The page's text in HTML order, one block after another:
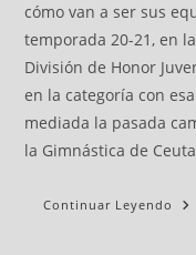
cómo van a ser sus
temporada 20-21, en
División de Honor
en la categoría con
mediada la pasada
la Gimnástica de
Continuar Leyendo